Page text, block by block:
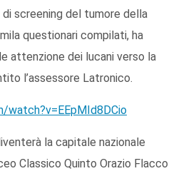
di screening del tumore della
questionari compilati, ha
attenzione dei lucani verso la
l’assessore Latronico.
la capitale nazionale
Classico Quinto Orazio Flacco